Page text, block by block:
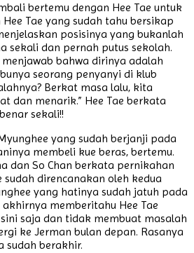
bertemu dengan Hee Tae untuk
Tae yang sudah tahu bersikap
posisinya yang bukanlah
sekali dan pernah putus sekolah.
menjawab bahwa dirinya adalah
seorang penyanyi di klub
Berkat masa lalu, kita
dan menarik.” Hee Tae berkata
sekali!!
yang sudah berjanji pada
membeli kue beras, bertemu.
dan So Chan berkata pernikahan
sudah direncanakan oleh kedua
yang hatinya sudah jatuh pada
memberitahu Hee Tae
saja dan tidak membuat masalah
ke Jerman bulan depan. Rasanya
sudah berakhir.